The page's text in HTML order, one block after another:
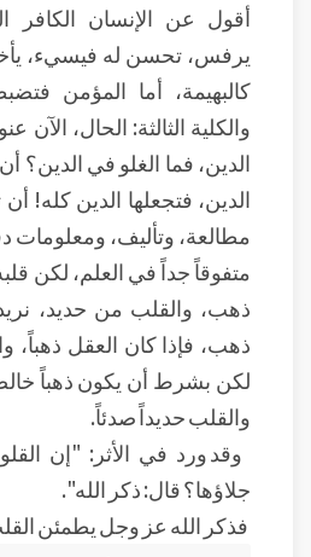
أقول عن الإنسان الكافر
يرفس، تحسن له فيسيء،
كالبهيمة، أما المؤمن
والكلية الثالثة: الحال،
الدين، فما الغلو في الدين؟
الدين، فتجعلها الدين كله!
مطالعة، وتأليف، ومعلومات
متفوقاً جداً في العلم، لكن
ذهب، والقلب من حديد،
ذهب، فإذا كان العقل ذهباً،
لكن بشرط أن يكون ذهباً
والقلب حديداً صدئاً.
وقد ورد في الأثر: "إن
جلاؤها؟ قال: ذكر الله".
فذكر الله عز وجل يطمئن